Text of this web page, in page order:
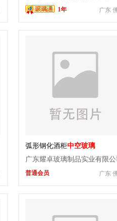
不起雾
广东
1年
弧形钢化酒柜中空玻璃
广东耀卓玻璃制品实业有限
广东
普通会员